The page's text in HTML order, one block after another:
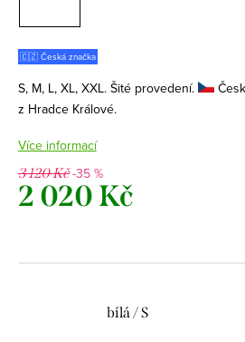
🇨🇿 Česká značka
S, M, L, XL, XXL. Šité provedení.
z Hradce Králové.
Více informací
3 120 Kč-35 %
2 020 Kč
bílá / S